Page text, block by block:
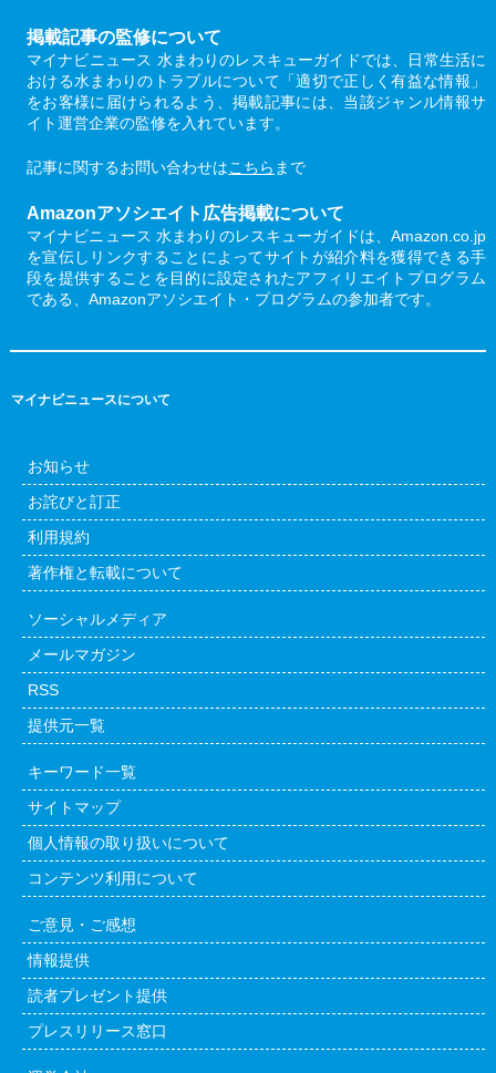
掲載記事の監修について
マイナビニュース 水まわりのレスキューガイドでは、日常生活に
おける水まわりのトラブルについて「適切で正しく有益な情報」
をお客様に届けられるよう、掲載記事には、当該ジャンル情報サ
イト運営企業の監修を入れています。
記事に関するお問い合わせはこちら まで
Amazonアソシエイト広告掲載について
マイナビニュース 水まわりのレスキューガイドは、Amazon.co.jp
を宣伝しリンクすることによってサイトが紹介料を獲得できる手
段を提供することを目的に設定されたアフィリエイトプログラム
である、Amazonアソシエイト・プログラムの参加者です。
マイナビニュースについて
お知らせ
お詫びと訂正
利用規約
著作権と転載について
ソーシャルメディア
メールマガジン
RSS
提供元一覧
キーワード一覧
サイトマップ
個人情報の取り扱いについて
コンテンツ利用について
ご意見・ご感想
情報提供
読者プレゼント提供
プレスリリース窓口